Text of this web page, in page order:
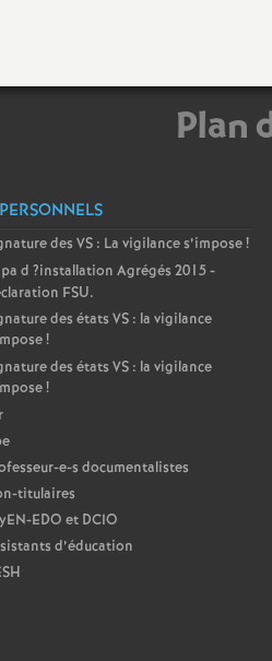
e
t
s
d
e
S
e
c
o
Plan
des VS: La vigilance s’impose!
d ?installation Agrégés 2015 -
FSU.
des états VS: la vigilance
!
des états VS: la vigilance
!
e-s documentalistes
titulaires
EDO et DCIO
d’éducation